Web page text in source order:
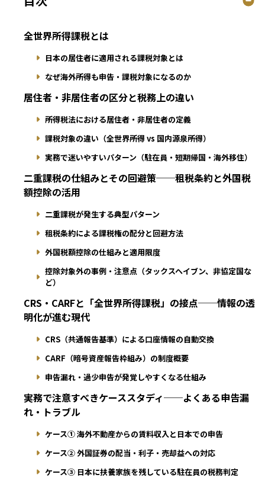
全世界所得課税とは
日本の居住者に適用される課税対象とは
なぜ海外所得も申告・課税対象になるのか
居住者・非居住者の区分と税務上の違い
所得税法における居住者・非居住者の定義
課税対象の違い（全世界所得 vs 国内源泉所得）
実務で迷いやすいパターン（駐在員・短期帰国・海外移住）
二重課税の仕組みとその回避策──租税条約と外国税
額控除の活用
二重課税が発生する典型パターン
租税条約による課税権の配分と回避方法
外国税額控除の仕組みと適用限度
控除対象外の事例・注意点（タックスヘイブン、非協定国な
ど）
CRS・CARFと「全世界所得課税」の接点──情報の透
明化が進む現代
CRS（共通報告基準）による口座情報の自動交換
CARF（暗号資産報告枠組み）の制度概要
申告漏れ・過少申告が発覚しやすくなる仕組み
実務で注意すべきケーススタディ──よくある申告漏
れ・トラブル
ケース① 海外不動産からの賃料収入と日本での申告
ケース② 外国証券の配当・利子・売却益への対応
ケース③ 日本に扶養家族を残している駐在員の税務判定